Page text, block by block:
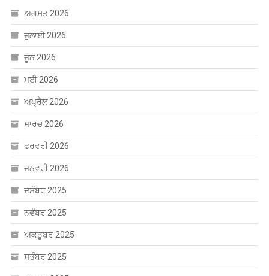
ਜੂਨ 2026
ਮਈ 2026
ਅਪ੍ਰੈਲ 2026
ਮਾਰਚ 2026
ਫਰਵਰੀ 2026
ਜਨਵਰੀ 2026
ਦਸੰਬਰ 2025
ਨਵੰਬਰ 2025
ਅਕਤੂਬਰ 2025
ਸਤੰਬਰ 2025
ਅਗਸਤ 2025
ਜੁਲਾਈ 2025